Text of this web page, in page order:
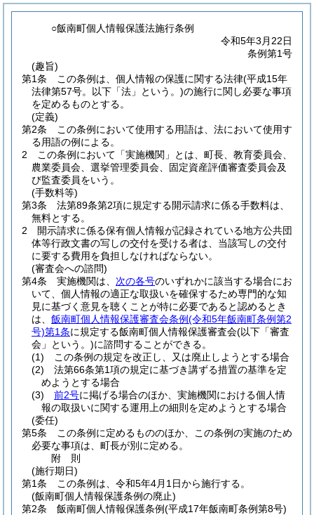
○飯南町個人情報保護法施行条例
令和5年3月22日
条例第1号
(趣旨)
第1条
この条例は、個人情報の保護に関する法律(平成15年
法律第57号。以下「法」という。)の施行に関し必要な事項
を定めるものとする。
(定義)
第2条
この条例において使用する用語は、法において使用す
る用語の例による。
2
この条例において「実施機関」とは、町長、教育委員会、
農業委員会、選挙管理委員会、固定資産評価審査委員会及
び監査委員をいう。
(手数料等)
第3条
法第89条第2項に規定する開示請求に係る手数料は、
無料とする。
2
開示請求に係る保有個人情報が記録されている地方公共団
体等行政文書の写しの交付を受ける者は、当該写しの交付
に要する費用を負担しなければならない。
(審査会への諮問)
第4条
実施機関は、 次の各号のいずれかに該当する場合にお
いて、個人情報の適正な取扱いを確保するため専門的な知
見に基づく意見を聴くことが特に必要であると認めるとき
は、 飯南町個人情報保護審査会条例(令和5年飯南町条例第2
号)第1条に規定する飯南町個人情報保護審査会(以下「審査
会」という。)に諮問することができる。
(1)
この条例の規定を改正し、又は廃止しようとする場合
(2)
法第66条第1項の規定に基づき講ずる措置の基準を定
めようとする場合
(3)
前2号に掲げる場合のほか、実施機関における個人情
報の取扱いに関する運用上の細則を定めようとする場合
(委任)
第5条
この条例に定めるもののほか、この条例の実施のため
必要な事項は、町長が別に定める。
附 則
(施行期日)
第1条
この条例は、令和5年4月1日から施行する。
(飯南町個人情報保護条例の廃止)
第2条
飯南町個人情報保護条例(平成17年飯南町条例第8号)